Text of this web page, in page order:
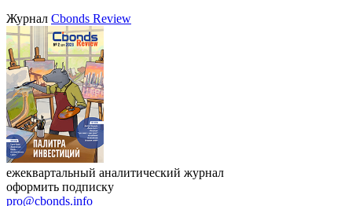
Журнал Cbonds Review
ежеквартальный аналитический журнал
оформить подписку
pro@cbonds.info